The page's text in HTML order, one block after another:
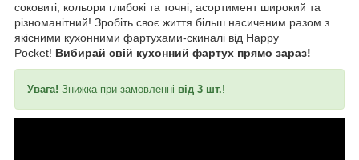
соковиті, кольори глибокі та точні, асортимент широкий та
різноманітний! Зробіть своє життя більш насиченим разом з
якісними кухонними фартухами-скиналі від Happy
Pocket! Вибирай свій кухонний фартух прямо зараз!
Увага! Знижка при замовленні від 3 шт.!